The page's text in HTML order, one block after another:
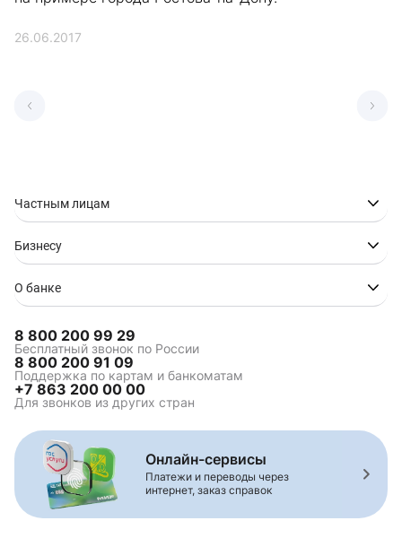
26.06.2017
Частным лицам
Бизнесу
О банке
8 800 200 99 29
Бесплатный звонок по России
8 800 200 91 09
Поддержка по картам и банкоматам
+7 863 200 00 00
Для звонков из других стран
Онлайн-сервисы
Платежи и переводы через
интернет, заказ справок